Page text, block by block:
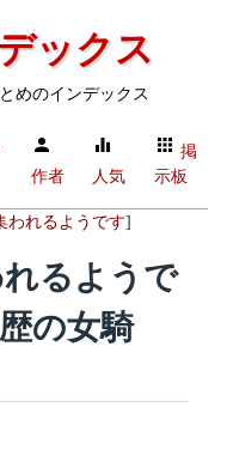
ックス
めのインデックス
作者 人気
掲
示板
われるようです]
るようで
の女騎